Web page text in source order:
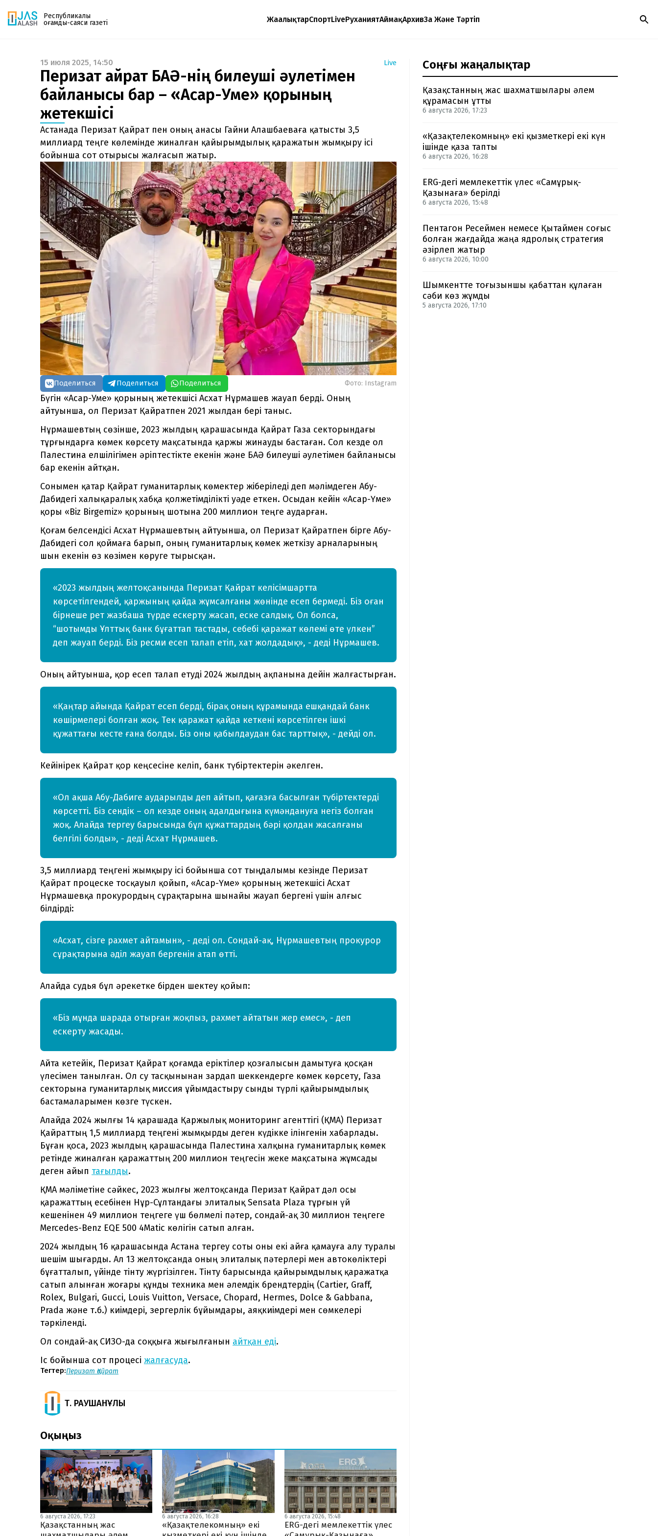
Республикалық
қоғамдық-саяси газеті
ЖаңалықтарСпортLiveРуханиятАймақАрхивЗаң Және Тәртіп
Газетке жазылу
PDF форматтағы газетті ай сайын электронды
поштаңызға алып отырыңыз. Жаңа нөмір
шыққан сәтте сізге бірден жіберіледі. Тек email
енгізіңіз, біз қалғанын өзіміз жібереміз.
15 июля 2025, 14:50 Live
Перизат Қайрат БАӘ-нің билеуші әулетімен
байланысы бар – «Асар-Уме» қорының
жетекшісі
Астанада Перизат Қайрат пен оның анасы Гайни Алашбаеваға қатысты 3,5
миллиард теңге көлемінде жиналған қайырымдылық қаражатын жымқыру ісі
бойынша сот отырысы жалғасып жатыр.
Поделиться Поделиться Поделиться Фото: Instagram
Бүгін «Асар-Уме» қорының жетекшісі Асхат Нұрмашев жауап берді. Оның
айтуынша, ол Перизат Қайратпен 2021 жылдан бері таныс.
Нұрмашевтың сөзінше, 2023 жылдың қарашасында Қайрат Газа секторындағы
тұрғындарға көмек көрсету мақсатында қаржы жинауды бастаған. Сол кезде ол
Палестина елшілігімен әріптестікте екенін және БАӘ билеуші әулетімен байланысы
бар екенін айтқан.
Сонымен қатар Қайрат гуманитарлық көмектер жіберіледі деп мәлімдеген Абу-
Дабидегі халықаралық хабқа қолжетімділікті уәде еткен. Осыдан кейін «Асар-Үме»
қоры «Biz Birgemiz» қорының шотына 200 миллион теңге аударған.
Қоғам белсендісі Асхат Нұрмашевтың айтуынша, ол Перизат Қайратпен бірге Абу-
Дабидегі сол қоймаға барып, оның гуманитарлық көмек жеткізу арналарының
шын екенін өз көзімен көруге тырысқан.
«2023 жылдың желтоқсанында Перизат Қайрат келісімшартта
көрсетілгендей, қаржының қайда жұмсалғаны жөнінде есеп бермеді. Біз оған
бірнеше рет жазбаша түрде ескерту жасап, еске салдық. Ол болса,
“шотымды Ұлттық банк бұғаттап тастады, себебі қаражат көлемі өте үлкен”
деп жауап берді. Біз ресми есеп талап етіп, хат жолдадық», - деді Нұрмашев.
Оның айтуынша, қор есеп талап етуді 2024 жылдың ақпанына дейін жалғастырған.
«Қаңтар айында Қайрат есеп берді, бірақ оның құрамында ешқандай банк
көшірмелері болған жоқ. Тек қаражат қайда кеткені көрсетілген ішкі
құжаттағы кесте ғана болды. Біз оны қабылдаудан бас тарттық», - дейді ол.
Кейінірек Қайрат қор кеңсесіне келіп, банк түбіртектерін әкелген.
«Ол ақша Абу-Дабиге аударылды деп айтып, қағазға басылған түбіртектерді
көрсетті. Біз сендік – ол кезде оның адалдығына күмәндануға негіз болған
жоқ. Алайда тергеу барысында бұл құжаттардың бәрі қолдан жасалғаны
белгілі болды», - деді Асхат Нұрмашев.
3,5 миллиард теңгені жымқыру ісі бойынша сот тыңдалымы кезінде Перизат
Қайрат процеске тосқауыл қойып, «Асар-Үме» қорының жетекшісі Асхат
Нұрмашевқа прокурордың сұрақтарына шынайы жауап бергені үшін алғыс
білдірді:
«Асхат, сізге рахмет айтамын», - деді ол. Сондай-ақ, Нұрмашевтың прокурор
сұрақтарына әділ жауап бергенін атап өтті.
Алайда судья бұл әрекетке бірден шектеу қойып:
«Біз мұнда шарада отырған жоқпыз, рахмет айтатын жер емес», - деп
ескерту жасады.
Айта кетейік, Перизат Қайрат қоғамда еріктілер қозғалысын дамытуға қосқан
үлесімен танылған. Ол су тасқынынан зардап шеккендерге көмек көрсету, Газа
секторына гуманитарлық миссия ұйымдастыру сынды түрлі қайырымдылық
бастамаларымен көзге түскен.
Алайда 2024 жылғы 14 қарашада Қаржылық мониторинг агенттігі (ҚМА) Перизат
Қайраттың 1,5 миллиард теңгені жымқырды деген күдікке ілінгенін хабарлады.
Бұған қоса, 2023 жылдың қарашасында Палестина халқына гуманитарлық көмек
ретінде жиналған қаражаттың 200 миллион теңгесін жеке мақсатына жұмсады
деген айып тағылды.
ҚМА мәліметіне сәйкес, 2023 жылғы желтоқсанда Перизат Қайрат дәл осы
қаражаттың есебінен Нұр-Сұлтандағы элиталық Sensata Plaza тұрғын үй
кешенінен 49 миллион теңгеге үш бөлмелі пәтер, сондай-ақ 30 миллион теңгеге
Mercedes-Benz EQE 500 4Matic көлігін сатып алған.
2024 жылдың 16 қарашасында Астана тергеу соты оны екі айға қамауға алу туралы
шешім шығарды. Ал 13 желтоқсанда оның элиталық пәтерлері мен автокөліктері
бұғатталып, үйінде тінту жүргізілген. Тінту барысында қайырымдылық қаражатқа
сатып алынған жоғары құнды техника мен әлемдік брендтердің (Cartier, Graff,
Rolex, Bulgari, Gucci, Louis Vuitton, Versace, Chopard, Hermes, Dolce & Gabbana,
Prada және т.б.) киімдері, зергерлік бұйымдары, аяқкиімдері мен сөмкелері
тәркіленді.
Ол сондай-ақ СИЗО-да соққыға жығылғанын айтқан еді.
Іс бойынша сот процесі жалғасуда.
Тегтер:Перизат Қайрат
Т. РАУШАНҰЛЫ
Оқыңыз
6 августа 2026, 17:23
Қазақстанның жас
6 августа 2026, 16:28
«Қазақтелекомның» екі
6 августа 2026, 15:48
ERG-дегі мемлекеттік үлес
Соңғы жаңалықтар
Қазақстанның жас шахматшылары әлем
құрамасын ұтты
6 августа 2026, 17:23
«Қазақтелекомның» екі қызметкері екі күн
ішінде қаза тапты
6 августа 2026, 16:28
ERG-дегі мемлекеттік үлес «Самұрық-
Қазынаға» берілді
6 августа 2026, 15:48
Пентагон Ресеймен немесе Қытаймен соғыс
болған жағдайда жаңа ядролық стратегия
әзірлеп жатыр
6 августа 2026, 10:00
Шымкентте тоғызыншы қабаттан құлаған
сәби көз жұмды
5 августа 2026, 17:10